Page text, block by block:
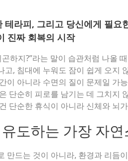
테라피, 그리고 당신에게 필요
진짜 회복의 시작
하지?”라는 말이 습관처럼 나올
고, 침대에 누워도 잠이 쉽게 오지
이 아니라 수면의 질이 문제일 가
단순히 피로를 남기는 데 그치지
단순한 휴식이 아니라 신체와 뇌
도하는 가장 자
만드는 것이 아니라, 환경과 리듬